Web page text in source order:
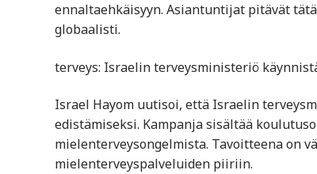
ennaltaehkäisyyn. Asiantuntijat pitävät
globaalisti.
terveys: Israelin terveysministeriö
Israel Hayom uutisoi, että Israelin
edistämiseksi. Kampanja sisältää
mielenterveysongelmista. Tavoitteena on
mielenterveyspalveluiden piiriin.